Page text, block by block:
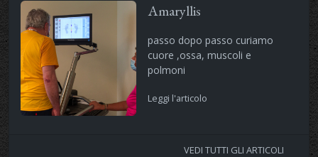
Amaryllis
passo dopo passo curiamo
cuore ,ossa, muscoli e
polmoni
Leggi l'articolo
VEDI TUTTI GLI ARTICOLI